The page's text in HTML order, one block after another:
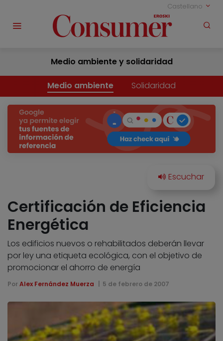
Castellano
Medio ambiente y solidaridad
Medio ambiente Solidaridad
Certificación de Eficiencia
Energética
Los edificios nuevos o rehabilitados deberán llevar
por ley una etiqueta ecológica, con el objetivo de
promocionar el ahorro de energía
Por Alex Fernández Muerza 5 de febrero de 2007